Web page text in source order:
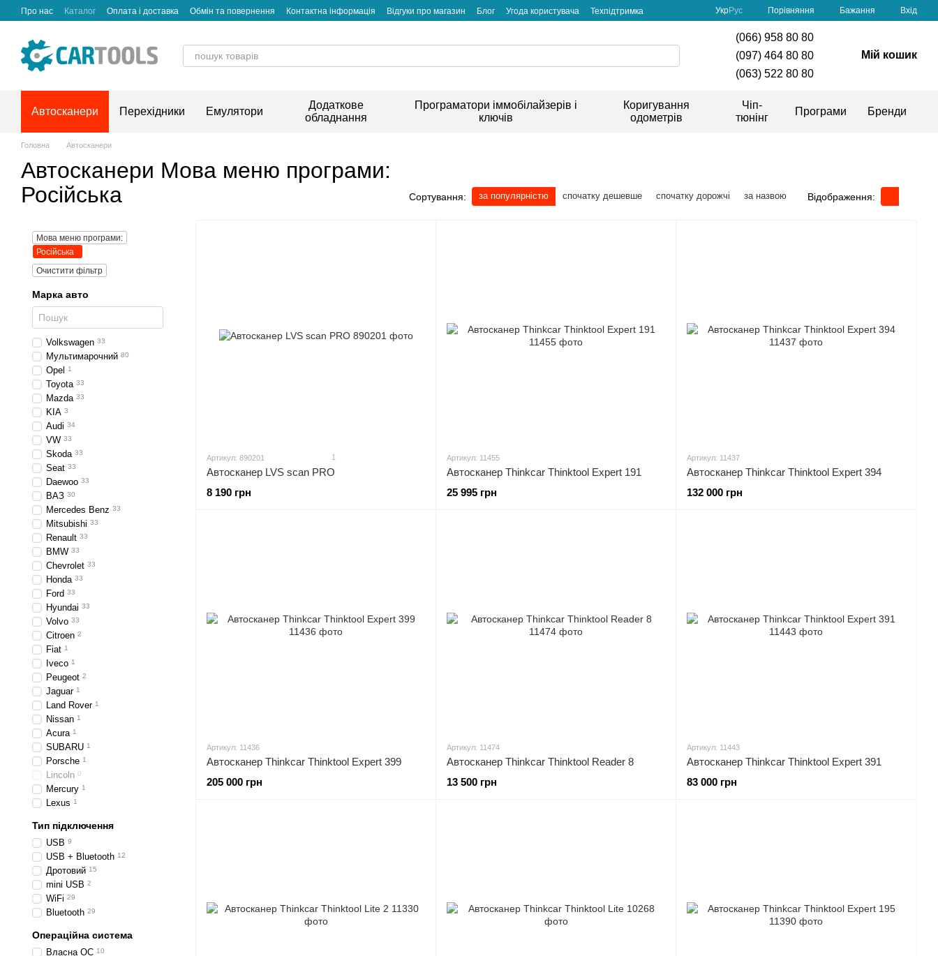
Перейти до основного контенту
Про нас Каталог Оплата і доставка Обмін та повернення Контактна інформація Відгуки про магазин Блог Угода користувача Техпідтримка УкрРус Порівняння Бажання Вхід
(066) 958 80 80
(097) 464 80 80
(063) 522 80 80
Мій кошик
Автосканери Перехідники Емулятори
Додаткове
обладнання
Програматори іммобілайзерів і
ключів
Коригування
одометрів
Чіп-
тюнінг
Програми Бренди
Головна Автосканери
Автосканери Мова меню програми:
Російська
Сортування: за популярністю спочатку дешевше спочатку дорожчі за назвою Відображення:
Артикул: 890201 1
Автосканер LVS scan PRO
8 190 грн
Артикул: 11455
Автосканер Thinkcar Thinktool Expert 191
25 995 грн
Артикул: 11437
Автосканер Thinkcar Thinktool Expert 394
132 000 грн
Артикул: 11436
Автосканер Thinkcar Thinktool Expert 399
205 000 грн
Артикул: 11474
Автосканер Thinkcar Thinktool Reader 8
13 500 грн
Артикул: 11443
Автосканер Thinkcar Thinktool Expert 391
83 000 грн
Мова меню програми:
Російська
Очистити фільтр
Марка авто
Volkswagen 33
Мультимарочний 80
Opel 1
Toyota 33
Mazda 33
KIA 3
Audi 34
VW 33
Skoda 33
Seat 33
Daewoo 33
ВАЗ 30
Mercedes Benz 33
Mitsubishi 33
Renault 33
BMW 33
Chevrolet 33
Honda 33
Ford 33
Hyundai 33
Volvo 33
Citroen 2
Fiat 1
Iveco 1
Peugeot 2
Jaguar 1
Land Rover 1
Nissan 1
Acura 1
SUBARU 1
Porsche 1
Lincoln 0
Mercury 1
Lexus 1
Тип підключення
USB 9
USB + Bluetooth 12
Дротовий 15
mini USB 2
WiFi 29
Bluetooth 29
Операційна система
Власна ОС 10